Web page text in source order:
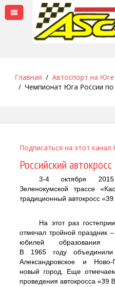
Главная
Автоспорт на Юге
Чемпионат Юга России по
Подписаться на этот канал
Российский
3-4 октября 2015
Зеленокумской трассе
традиционный автокросс «39
На этот раз
отмечал тройной праздник
юбилей образования
В
1965
году
Александровское и Ново-
новый город. Еще
проведения автокросса «39